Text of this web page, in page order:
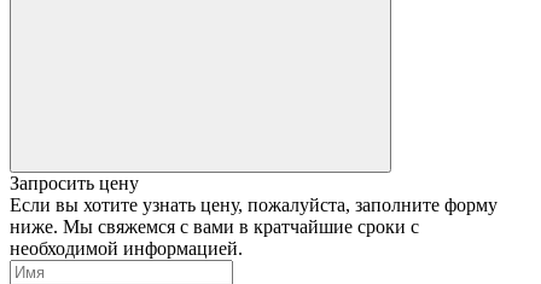
Запросить цену
Если вы хотите узнать цену, пожалуйста, заполните форму
ниже. Мы свяжемся с вами в кратчайшие сроки с
необходимой информацией.